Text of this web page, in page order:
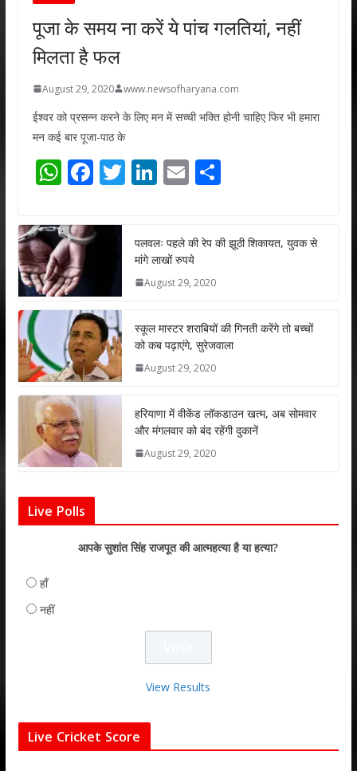
पूजा के समय ना करें ये पांच गलतियां, नहीं
मिलता है फल
August 29, 2020 www.newsofharyana.com
ईश्वर को प्रसन्न करने के लिए मन में सच्ची भक्ति होनी चाहिए फिर भी हमारा
मन कई बार पूजा-पाठ के
W
at
s
A
p
p
F
e
b
o
k
T
er
Li
e
dI
n
E
l
S
e
पलवलः पहले की रेप की झूठी शिकायत, युवक से
मांगे लाखों रुपये
August 29, 2020
स्कूल मास्टर शराबियों की गिनती करेंगे तो बच्चों
को कब पढ़ाएंगे, सुरेजवाला
August 29, 2020
हरियाणा में वीकेंड लॉकडाउन खत्म, अब सोमवार
और मंगलवार को बंद रहेंगी दुकानें
August 29, 2020
Live Polls
आपके सुशांत सिंह राजपूत की आत्महत्या है या हत्या?
हाँ
नहीं
View Results
Live Cricket Score